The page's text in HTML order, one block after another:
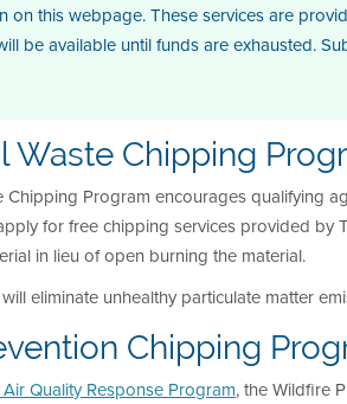
on this webpage. These services are
be available until funds are exhausted.
Waste Chipping
Chipping Program encourages qualifying
for free chipping services provided by
in lieu of open burning the material.
eliminate unhealthy particulate matter
Chipping
Quality Response Program, the Wildfire